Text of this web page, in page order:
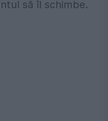
să îl schimbe.